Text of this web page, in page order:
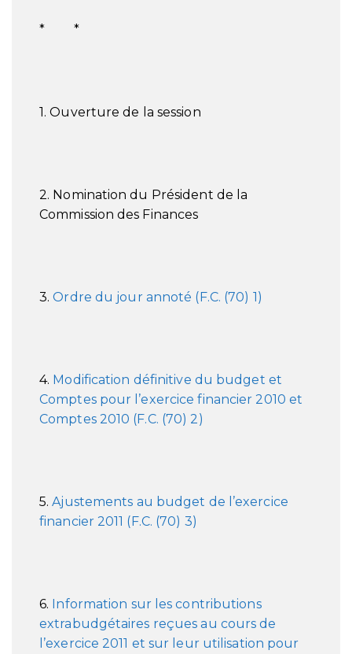
* *
1. Ouverture de la session
2. Nomination du Président de la
Commission des Finances
3.Ordre du jour annoté (F.C. (70) 1)
4. Modification définitive du budget et
Comptes pour l’exercice financier 2010 et
Comptes 2010 (F.C. (70) 2)
5.Ajustements au budget de l’exercice
financier 2011 (F.C. (70) 3)
6. Information sur les contributions
extrabudgétaires reçues au cours de
l’exercice 2011 et sur leur utilisation pour